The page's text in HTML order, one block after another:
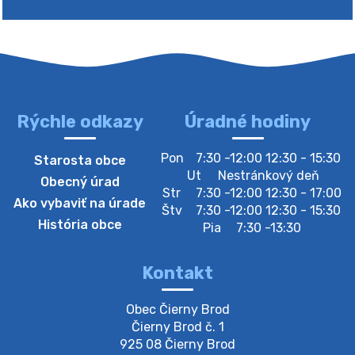
4. augusta 2026 10:05
Zberný dvor-Gyűjtőudvar
Oznamujeme obyvateľom, že v stredu 05. augusta
bude zberný dvor zatvorený. Értesítjük a lakosokat,
hogy szerdán augusztus 05-én a gyűjtőudvar zárva
lesz https://ciernybrod.sk?p=214…
Zber separovaného odpadu plastu-
Szeparált műanya…
Oznamujeme obyvateľom, že v stredu 05. augusta
Rýchle odkazy
Starosta obce
Obecný úrad
Ako vybaviť na úrade
História obce
Úradné hodiny
Pon
7:30 -12:00 12:30 - 15:30
Ut
Nestránkový deň
Str
7:30 -12:00 12:30 - 17:00
Štv
7:30 -12:00 12:30 - 15:30
Pia
7:30 -13:30
Kontakt
Obec Čierny Brod
Čierny Brod č. 1
925 08 Čierny Brod